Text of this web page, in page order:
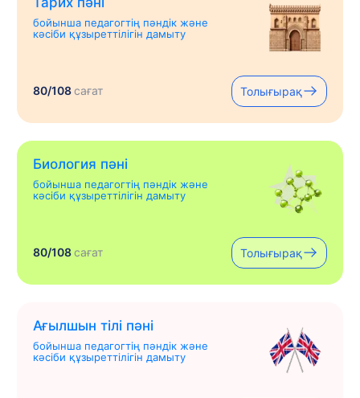
бойынша педагогтің пәндік және
кәсіби құзыреттілігін дамыту
80/108сағат Толығырақ
Биология пәні
бойынша педагогтің пәндік және
кәсіби құзыреттілігін дамыту
80/108сағат Толығырақ
Ағылшын тілі пәні
бойынша педагогтің пәндік және
кәсіби құзыреттілігін дамыту